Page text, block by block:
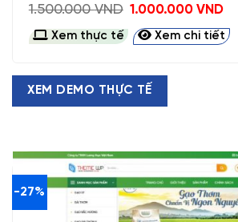
1.500.000VND Giá
gốc
là:
1.500.000 VND.
1.000.000VNDGiá
tại
là:
Xem thực tế Xem chi tiết
XEM DEMO THỰC TẾ
-27%